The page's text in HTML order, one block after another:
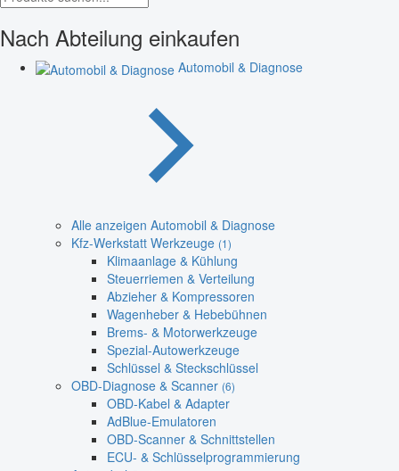
Nach Abteilung einkaufen
Automobil & Diagnose
Alle anzeigen Automobil & Diagnose
Kfz-Werkstatt Werkzeuge (1)
Klimaanlage & Kühlung
Steuerriemen & Verteilung
Abzieher & Kompressoren
Wagenheber & Hebebühnen
Brems- & Motorwerkzeuge
Spezial-Autowerkzeuge
Schlüssel & Steckschlüssel
OBD-Diagnose & Scanner (6)
OBD-Kabel & Adapter
AdBlue-Emulatoren
OBD-Scanner & Schnittstellen
ECU- & Schlüsselprogrammierung